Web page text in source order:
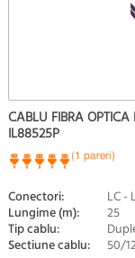
CABLU FIBRA
IL88525P
(1 pareri)
Conectori: LC -
Lungime (m): 25
Tip cablu:
Sectiune cablu: 50/